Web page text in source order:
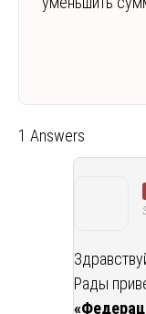
1 Answers
Рады